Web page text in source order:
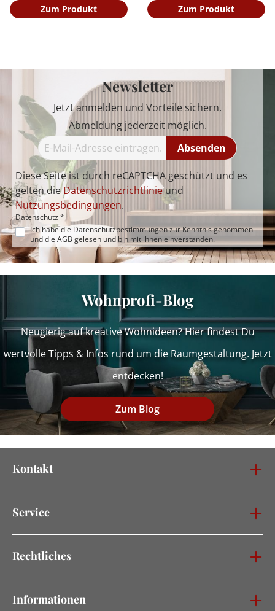
Zum Produkt Zum Produkt
Newsletter
Jetzt anmelden und Vorteile sichern.
Abmeldung jederzeit möglich.
Absenden
Diese Seite ist durch reCAPTCHA geschützt und es
gelten dieDatenschutzrichtlinieund
Nutzungsbedingungen.
Datenschutz *
Ich habe die Datenschutzbestimmungenzur Kenntnis genommen
und die AGB gelesen und bin mit ihnen einverstanden.
Wohnprofi-Blog
Neugierig auf kreative Wohnideen? Hier findest Du
wertvolle Tipps & Infos rund um die Raumgestaltung. Jetzt
entdecken!
Zum Blog
Kontakt
Service
Rechtliches
Informationen